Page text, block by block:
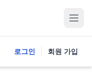
로그인 회원 가입